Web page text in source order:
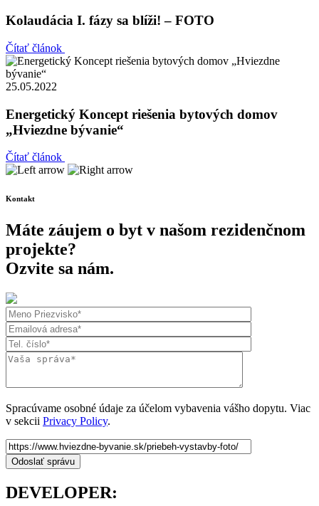
Kolaudácia I. fázy sa blíži! – FOTO
Čítať článok
25.05.2022
Energetický Koncept riešenia bytových domov
„Hviezdne bývanie“
Čítať článok
Kontakt
Máte záujem o byt v našom rezidenčnom
projekte?
Ozvite sa nám.
Spracúvame osobné údaje za účelom vybavenia vášho dopytu. Viac
v sekcii Privacy Policy.
DEVELOPER: